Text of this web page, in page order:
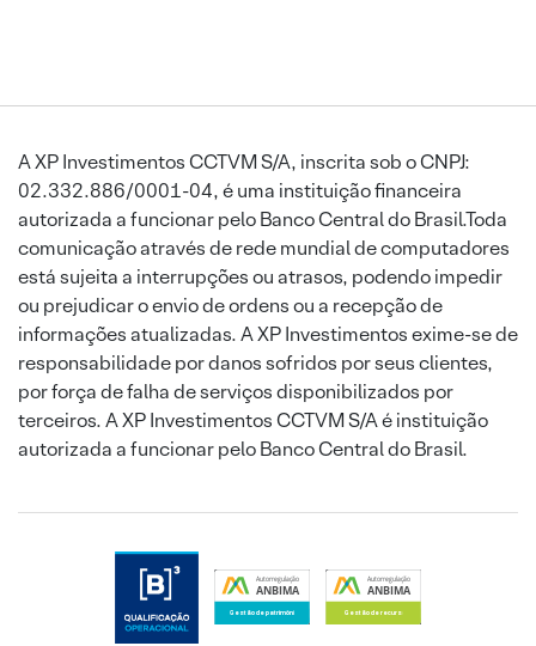
A XP Investimentos CCTVM S/A, inscrita sob o CNPJ:
02.332.886/0001-04, é uma instituição financeira
autorizada a funcionar pelo Banco Central do Brasil.Toda
comunicação através de rede mundial de computadores
está sujeita a interrupções ou atrasos, podendo impedir
ou prejudicar o envio de ordens ou a recepção de
informações atualizadas. A XP Investimentos exime-se de
responsabilidade por danos sofridos por seus clientes,
por força de falha de serviços disponibilizados por
terceiros. A XP Investimentos CCTVM S/A é instituição
autorizada a funcionar pelo Banco Central do Brasil.